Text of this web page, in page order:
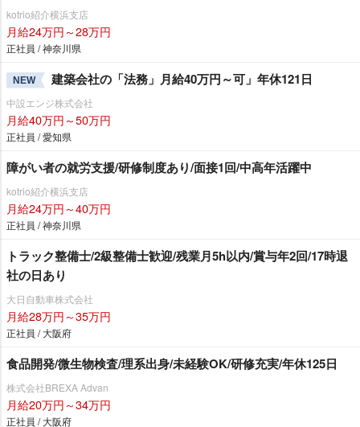
kotrio紹介横浜支店
月給24万円～28万円
正社員 / 神奈川県
NEW 建築会社の「法務」月給40万円～可」年休121日
中設エンジ株式会社
月給40万円～50万円
正社員 / 愛知県
障がい者の就労支援/研修制度あり/面接1回/中高年活躍中
kotrio紹介横浜支店
月給24万円～40万円
正社員 / 神奈川県
トラック整備士/2級整備士歓迎/残業月5h以内/賞与年2回/17時退
社の日あり
大日自動車株式会社
月給28万円～35万円
正社員 / 大阪府
食品開発/微生物検査/理系出身/未経験OK/研修充実/年休125日
株式会社BREXA Advan
月給20万円～34万円
正社員 / 大阪府